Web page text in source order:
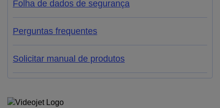
Folha de dados de segurança
Perguntas frequentes
Solicitar manual de produtos